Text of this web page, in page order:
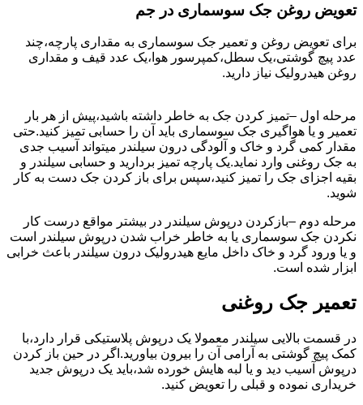
تعویض روغن جک سوسماری در جم
برای تعویض روغن و تعمیر جک سوسماری به مقداری پارچه،چند
عدد پیچ گوشتی،یک سطل،کمپرسور هوا،یک عدد قیف و مقداری
روغن هیدرولیک نیاز دارید.
مرحله اول –تمیز کردن جک به خاطر داشته باشید،پیش از هر بار
تعمیر و یا هواگیری جک سوسماری باید آن را حسابی تمیز کنید.حتی
مقدار کمی گرد و خاک و آلودگی درون سیلندر میتواند آسیب جدی
به جک روغنی وارد نماید.یک پارچه تمیز بردارید و حسابی سیلندر و
بقیه اجزای جک را تمیز کنید،سپس برای باز کردن جک دست به کار
شوید.
مرحله دوم –بازکردن درپوش سیلندر در بیشتر مواقع درست کار
نکردن جک سوسماری یا به خاطر خراب شدن درپوش سیلندر است
و یا ورود گرد و خاک داخل مایع هیدرولیک درون سیلندر باعث خرابی
ابزار شده است.
تعمیر جک روغنی
در قسمت بالایی سیلندر معمولا یک درپوش پلاستیکی قرار دارد،با
کمک پیچ گوشتی به آرامی آن را بیرون بیاورید.اگر در حین باز کردن
درپوش آسیب دید و یا لبه هایش خورده شد،باید یک درپوش جدید
خریداری نموده و قبلی را تعویض کنید.